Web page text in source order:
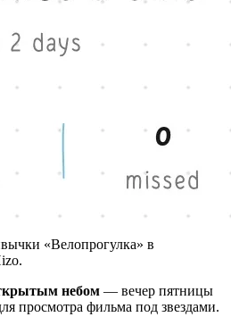
«Велопрогулка» в
небом — вечер пятницы
просмотра фильма под звездами.